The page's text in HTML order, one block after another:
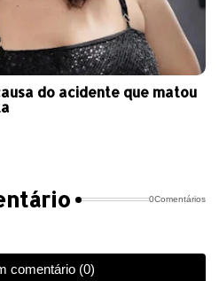
do acidente que matou
0Comentários
comentário (0)